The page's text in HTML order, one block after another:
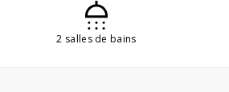
2 salles de bains